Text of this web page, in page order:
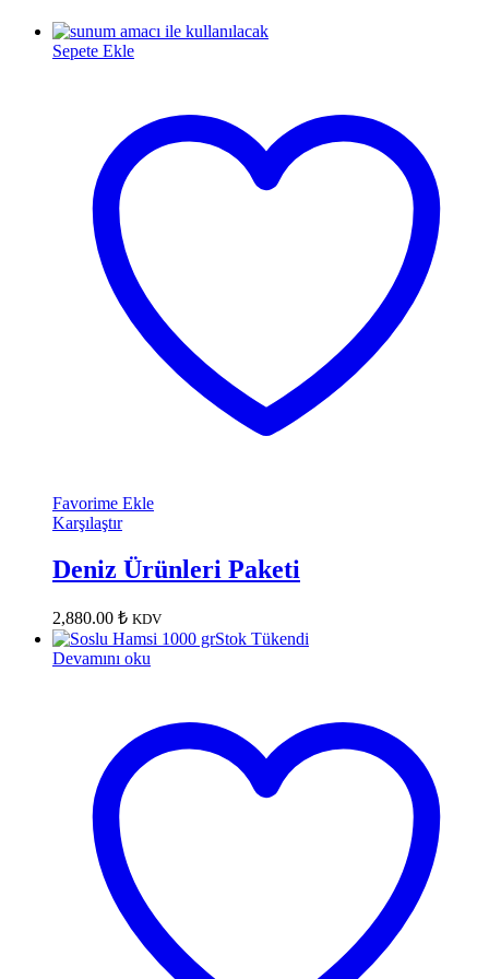
Sepete Ekle
Favorime Ekle
Karşılaştır
Deniz Ürünleri Paketi
2,880.00 ₺ KDV
Stok Tükendi
Devamını oku